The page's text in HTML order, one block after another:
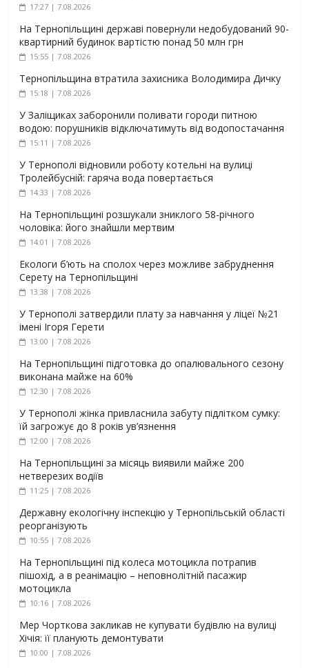
17:27 | 7.08.2026
На Тернопільщині державі повернули недобудований 90-
квартирний будинок вартістю понад 50 млн грн
15:55 | 7.08.2026
Тернопільщина втратила захисника Володимира Дичку
15:18 | 7.08.2026
У Заліщиках заборонили поливати городи питною
водою: порушників відключатимуть від водопостачання
15:11 | 7.08.2026
У Тернополі відновили роботу котельні на вулиці
Тролейбусній: гаряча вода повертається
14:33 | 7.08.2026
На Тернопільщині розшукали зниклого 58-річного
чоловіка: його знайшли мертвим
14:01 | 7.08.2026
Екологи б’ють на сполох через можливе забруднення
Серету на Тернопільщині
13:38 | 7.08.2026
У Тернополі затвердили плату за навчання у ліцеї №21
імені Ігоря Герети
13:00 | 7.08.2026
На Тернопільщині підготовка до опалювального сезону
виконана майже на 60%
12:30 | 7.08.2026
У Тернополі жінка привласнила забуту підлітком сумку:
їй загрожує до 8 років ув’язнення
12:00 | 7.08.2026
На Тернопільщині за місяць виявили майже 200
нетверезих водіїв
11:25 | 7.08.2026
Державну екологічну інспекцію у Тернопільській області
реорганізують
10:55 | 7.08.2026
На Тернопільщині під колеса мотоцикла потрапив
пішохід, а в реанімацію – неповнолітній пасажир
мотоцикла
10:16 | 7.08.2026
Мер Чорткова закликав не купувати будівлю на вулиці
Хічія: її планують демонтувати
10:00 | 7.08.2026